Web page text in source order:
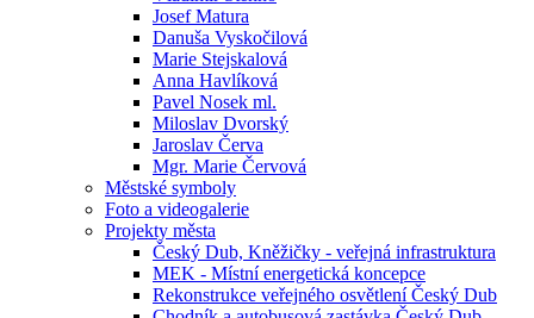
Josef Matura
Danuša Vyskočilová
Marie Stejskalová
Anna Havlíková
Pavel Nosek ml.
Miloslav Dvorský
Jaroslav Červa
Mgr. Marie Červová
Městské symboly
Foto a videogalerie
Projekty města
Český Dub, Kněžičky - veřejná infrastruktura
MEK - Místní energetická koncepce
Rekonstrukce veřejného osvětlení Český Dub